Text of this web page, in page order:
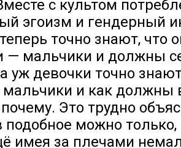
с культом
эгоизм и гендерный
точно знают, что
— мальчики и должны
уж девочки точно
мальчики и как должны
Это трудно
подобное можно
имея за плечами